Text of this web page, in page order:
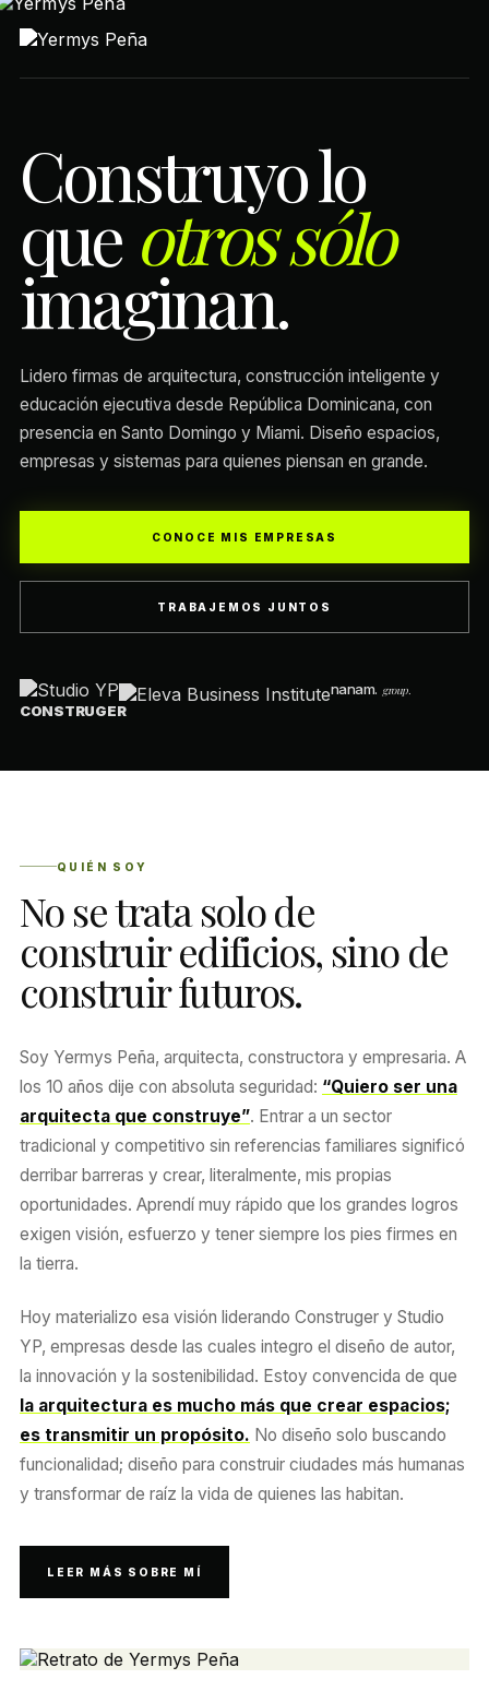
Construyo lo
que otros sólo
imaginan.
Lidero firmas de arquitectura, construcción inteligente y
educación ejecutiva desde República Dominicana, con
presencia en Santo Domingo y Miami. Diseño espacios,
empresas y sistemas para quienes piensan en grande.
CONOCE MIS EMPRESAS
TRABAJEMOS JUNTOS
nanam. group.
CONSTRUGER
QUIÉN SOY
No se trata solo de
construir edificios, sino de
construir futuros.
Soy Yermys Peña, arquitecta, constructora y empresaria. A
los 10 años dije con absoluta seguridad: “Quiero ser una
arquitecta que construye”. Entrar a un sector
tradicional y competitivo sin referencias familiares significó
derribar barreras y crear, literalmente, mis propias
oportunidades. Aprendí muy rápido que los grandes logros
exigen visión, esfuerzo y tener siempre los pies firmes en
la tierra.
Hoy materializo esa visión liderando Construger y Studio
YP, empresas desde las cuales integro el diseño de autor,
la innovación y la sostenibilidad. Estoy convencida de que
la arquitectura es mucho más que crear espacios;
es transmitir un propósito. No diseño solo buscando
funcionalidad; diseño para construir ciudades más humanas
y transformar de raíz la vida de quienes las habitan.
LEER MÁS SOBRE MÍ